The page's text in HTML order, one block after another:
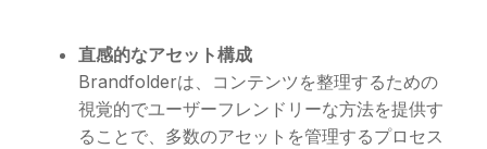
直感的なアセット構成
Brandfolderは、コンテンツを整理するための
視覚的でユーザーフレンドリーな方法を提供す
ることで、多数のアセットを管理するプロセス